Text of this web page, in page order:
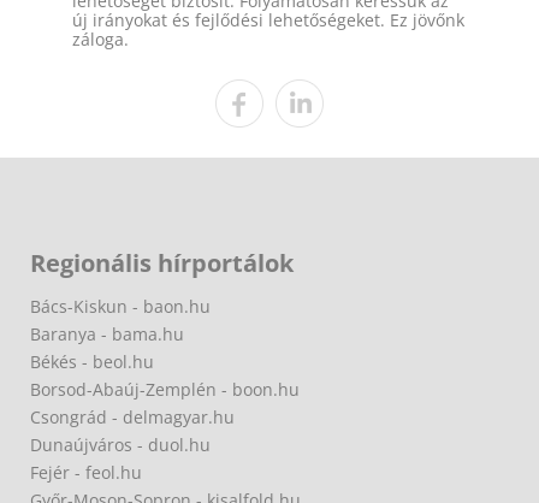
új irányokat és fejlődési lehetőségeket. Ez jövőnk
záloga.
Regionális hírportálok
Bács-Kiskun - baon.hu
Baranya - bama.hu
Békés - beol.hu
Borsod-Abaúj-Zemplén - boon.hu
Csongrád - delmagyar.hu
Dunaújváros - duol.hu
Fejér - feol.hu